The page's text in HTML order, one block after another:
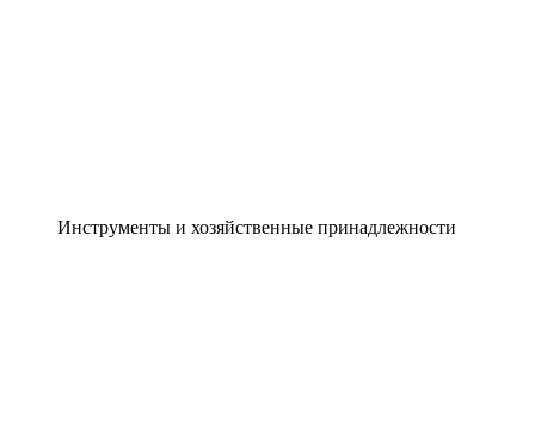
Инструменты и хозяйственные принадлежности